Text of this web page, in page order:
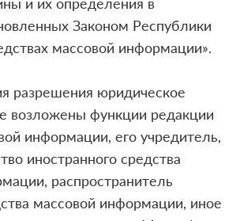
Законом Республики
массовой информации».
разрешения юридическое
возложены функции редакции
информации, его учредитель,
иностранного средства
распространитель
массовой информации, иное